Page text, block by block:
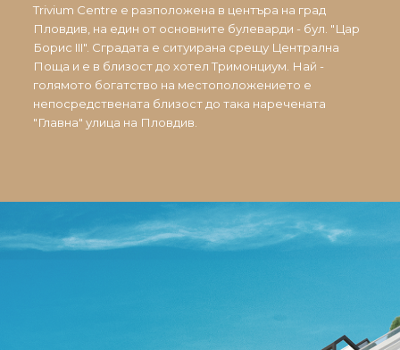
Trivium Centre е разположена в центъра на град
Пловдив, на един от основните булеварди - бул. "Цар
Борис III". Сградата е ситуирана срещу Централна
Поща и е в близост до хотел Тримонциум. Най -
голямото богатство на местоположението е
непосредствената близост до така наречената
"Главна" улица на Пловдив.